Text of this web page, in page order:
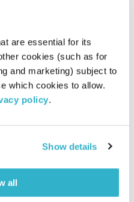
are essential for its
cookies (such as for
and marketing) subject to
which cookies to allow.
policy.
Show details
all
בחברה טובה
דנה דבוריןואמיר
לשעה אחת בה הם עושים זום